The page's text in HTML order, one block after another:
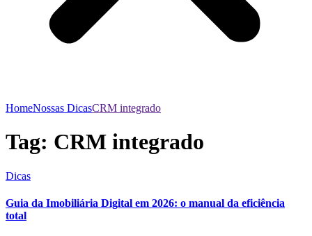
HomeNossas DicasCRM integrado
Tag: CRM integrado
Dicas
Guia da Imobiliária Digital em 2026: o manual da eficiência
total